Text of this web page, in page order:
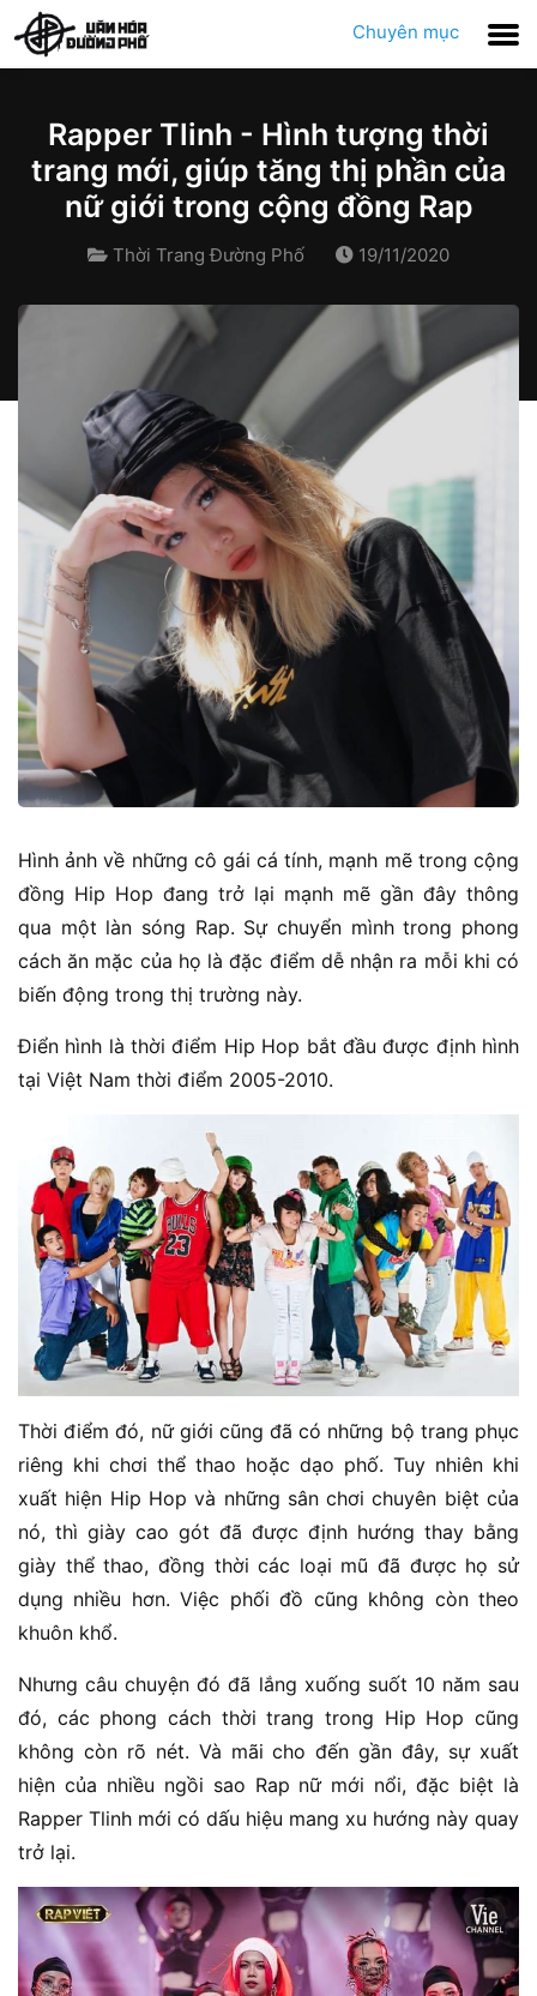
Chuyên mục
Rapper Tlinh - Hình tượng thời
trang mới, giúp tăng thị phần của
nữ giới trong cộng đồng Rap
Thời Trang Đường Phố 19/11/2020
Hình ảnh về những cô gái cá tính, mạnh mẽ trong cộng
đồng Hip Hop đang trở lại mạnh mẽ gần đây thông
qua một làn sóng Rap. Sự chuyển mình trong phong
cách ăn mặc của họ là đặc điểm dễ nhận ra mỗi khi có
biến động trong thị trường này.
Điển hình là thời điểm Hip Hop bắt đầu được định hình
tại Việt Nam thời điểm 2005-2010.
Thời điểm đó, nữ giới cũng đã có những bộ trang phục
riêng khi chơi thể thao hoặc dạo phố. Tuy nhiên khi
xuất hiện Hip Hop và những sân chơi chuyên biệt của
nó, thì giày cao gót đã được định hướng thay bằng
giày thể thao, đồng thời các loại mũ đã được họ sử
dụng nhiều hơn. Việc phối đồ cũng không còn theo
khuôn khổ.
Nhưng câu chuyện đó đã lắng xuống suốt 10 năm sau
đó, các phong cách thời trang trong Hip Hop cũng
không còn rõ nét. Và mãi cho đến gần đây, sự xuất
hiện của nhiều ngồi sao Rap nữ mới nổi, đặc biệt là
Rapper Tlinh mới có dấu hiệu mang xu hướng này quay
trở lại.